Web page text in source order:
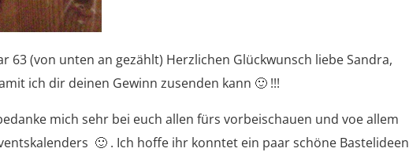
63 (von unten an gezählt) Herzlichen Glückwunsch liebe Sandra,
ich dir deinen Gewinn zusenden kann 🙂 !!!
mich sehr bei euch allen fürs vorbeischauen und voe allem
🙂 . Ich hoffe ihr konntet ein paar schöne Bastelideen